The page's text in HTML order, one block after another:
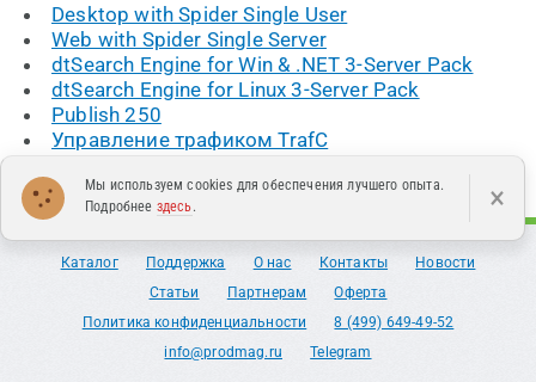
Desktop with Spider Single User
Web with Spider Single Server
dtSearch Engine for Win & .NET 3-Server Pack
dtSearch Engine for Linux 3-Server Pack
Publish 250
Управление трафиком TrafC
Каталог Поддержка О нас Контакты
Новости
Статьи
Партнерам
Оферта
Политика конфиденциальности
8 (499) 649-49-52
info@prodmag.ru
Telegram
Мы используем cookies для обеспечения лучшего опыта.
Подробнее здесь. ×